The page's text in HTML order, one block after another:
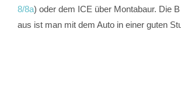
8/8a) oder dem ICE über Montabaur. Die
aus ist man mit dem Auto in einer guten